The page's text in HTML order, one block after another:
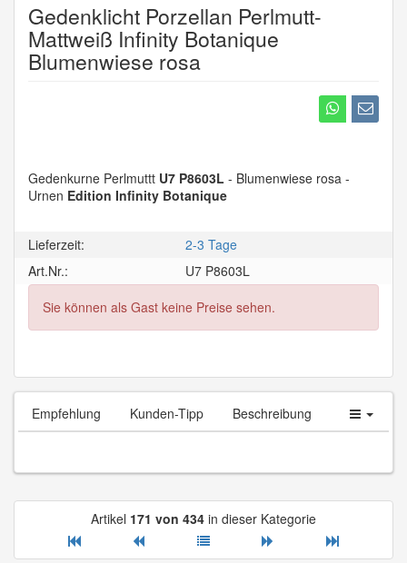
Gedenklicht Porzellan Perlmutt-
Mattweiß Infinity Botanique
Blumenwiese rosa
Gedenkurne Perlmuttt U7 P8603L - Blumenwiese rosa -
Urnen Edition Infinity Botanique
Lieferzeit:
2-3 Tage
Art.Nr.:
U7 P8603L
Sie können als Gast keine Preise sehen.
Empfehlung Kunden-Tipp Beschreibung
Artikel 171 von 434 in dieser Kategorie